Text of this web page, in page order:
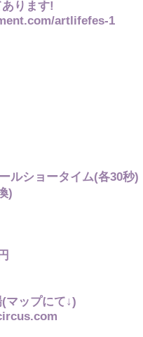
ります!
artlifefes-1
ルショータイム(各30秒)
)
マップにて↓)